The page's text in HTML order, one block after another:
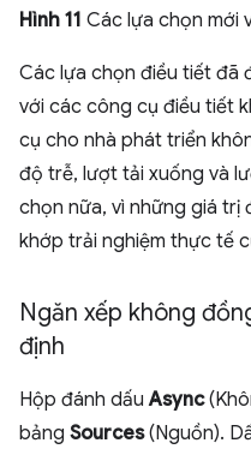
Hình 11 Các lựa chọn mới
Các lựa chọn điều tiết đã
với các công cụ điều tiết
cụ cho nhà phát triển
độ trễ, lượt tải xuống và
chọn nữa, vì những giá trị
khớp trải nghiệm thực tế
Ngăn xếp không
định
Hộp đánh dấuAsync
bảng Sources(Nguồn).